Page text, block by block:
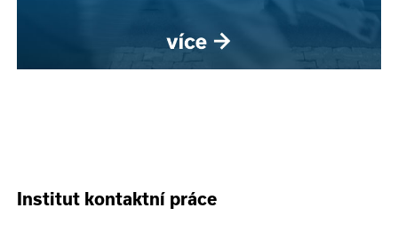
Institut kontaktní práce